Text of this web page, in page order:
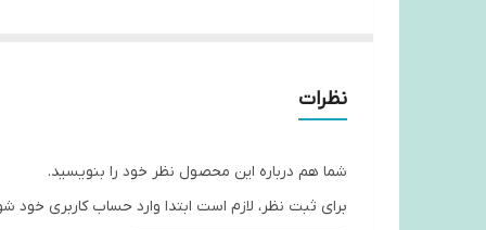
نظرات
شما هم درباره این محصول نظر خود را بنویسید.
برای ثبت نظر، لازم است ابتدا وارد حساب کاربری خود